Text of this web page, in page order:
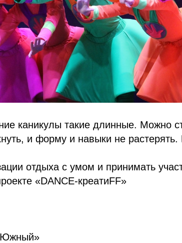
каникулы такие длинные. Можно
и форму и навыки не растерять.
отдыха с умом и принимать
«DANCE-креатиFF»